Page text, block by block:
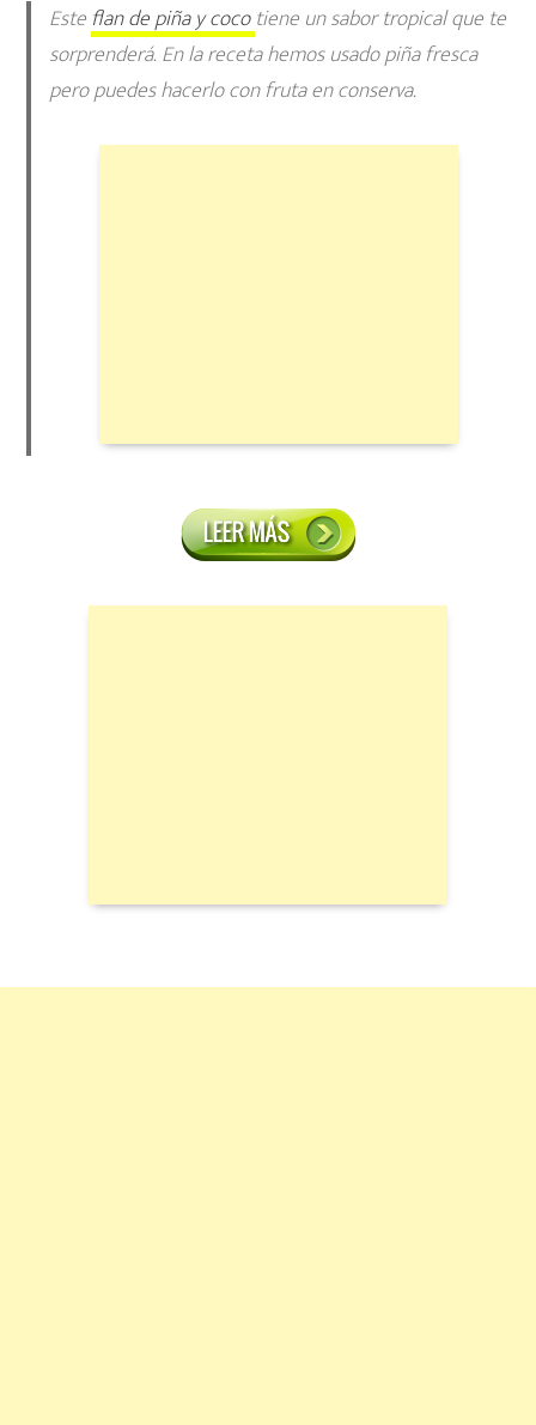
Este flan de piña y cocotiene un sabor tropical que te
sorprenderá. En la receta hemos usado piña fresca
pero puedes hacerlo con fruta en conserva.